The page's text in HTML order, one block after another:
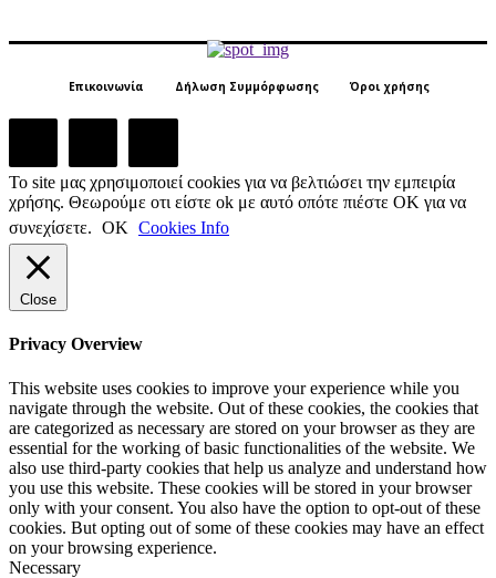
Επικοινωνία Δήλωση Συμμόρφωσης Όροι χρήσης
Το site μας χρησιμοποιεί cookies για να βελτιώσει την εμπειρία
χρήσης. Θεωρούμε οτι είστε ok με αυτό οπότε πιέστε ΟΚ για να
συνεχίσετε. ΟΚ Cookies Info
Close
Privacy Overview
This website uses cookies to improve your experience while you
navigate through the website. Out of these cookies, the cookies that
are categorized as necessary are stored on your browser as they are
essential for the working of basic functionalities of the website. We
also use third-party cookies that help us analyze and understand how
you use this website. These cookies will be stored in your browser
only with your consent. You also have the option to opt-out of these
cookies. But opting out of some of these cookies may have an effect
on your browsing experience.
Necessary